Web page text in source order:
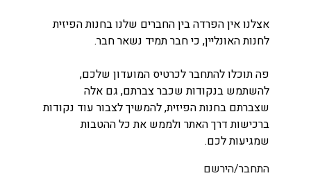
אצלנו אין הפרדה בין החברים שלנו בחנות הפיזית
לחנות האונליין, כי חבר תמיד נשאר חבר.
פה תוכלו להתחבר לכרטיס המועדון שלכם,
להשתמש בנקודות שכבר צברתם, גם אלה
שצברתם בחנות הפיזית, להמשיך לצבור עוד נקודות
ברכישות דרך האתר ולממש את כל ההטבות
שמגיעות לכם.
התחבר/הירשם